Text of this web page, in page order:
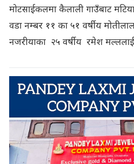
मोटसाईकलमा कैलाली गाउँबाट
वडा नम्बर ११ का ५१ वर्षीय मोतीलाल
नजरीयाका २५ वर्षीय रमेश मल्ललाई